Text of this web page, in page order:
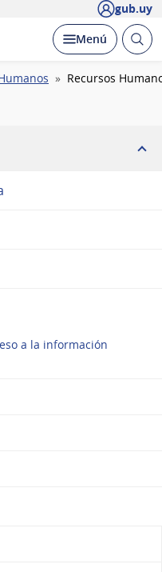
gub.uy
Desplegar
Menú Abrir
Recursos
a la información